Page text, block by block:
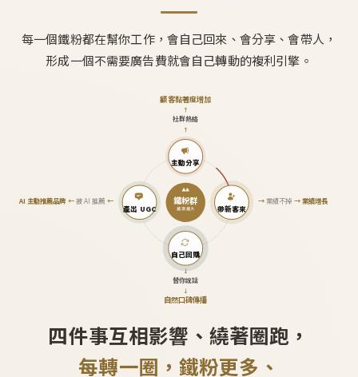
每一個鐵粉都在幫你工作，會自己回來、會分享、會帶人，
形成一個不需要廣告費就會自己轉動的複利引擎。
鐵粉群
越滾越大
主動分享
↑
社群熱絡
↑
顧客黏著度增加
帶新客來
→業績不掉 →業績增長
自己回購
↓
替你說話
↓
自然口碑傳播
產出 UGC
AI 主動推薦品牌←被 AI 推薦 ←
四件事互相影響、繞著圈跑，
每轉一圈，鐵粉更多、